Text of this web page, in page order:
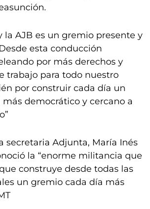
la AJB es un gremio presente y
esta conducción
por más derechos y
trabajo para todo nuestro
por construir cada día un
más democrático y cercano a
secretaria Adjunta, María Inés
la “enorme militancia que
construye desde todas las
un gremio cada día más